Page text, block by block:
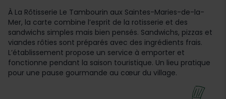
À La Rôtisserie Le Tambourin aux Saintes-Maries-de-la-
Mer, la carte combine l’esprit de la rotisserie et des
sandwichs simples mais bien pensés. Sandwichs, pizzas et
viandes rôties sont préparés avec des ingrédients frais.
L’établissement propose un service à emporter et
fonctionne pendant la saison touristique. Un lieu pratique
pour une pause gourmande au cœur du village.